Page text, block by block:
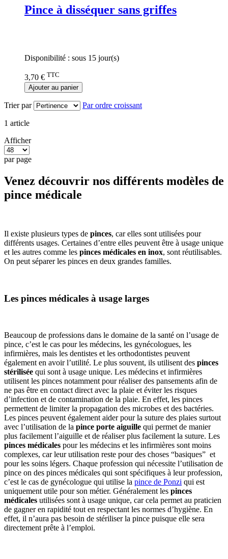
Pince à disséquer sans griffes
Disponibilité : sous 15 jour(s)
3,70 € TTC
Ajouter au panier
Trier par Par ordre croissant
1 article
Afficher
par page
Venez découvrir nos différents modèles de
pince médicale
Il existe plusieurs types de pinces, car elles sont utilisées pour
différents usages. Certaines d’entre elles peuvent être à usage unique
et les autres comme les pinces médicales en inox, sont réutilisables.
On peut séparer les pinces en deux grandes familles.
Les pinces médicales à usage larges
Beaucoup de professions dans le domaine de la santé on l’usage de
pince, c’est le cas pour les médecins, les gynécologues, les
infirmières, mais les dentistes et les orthodontistes peuvent
également en avoir l’utilité. Le plus souvent, ils utilisent des pinces
stérilisée qui sont à usage unique. Les médecins et infirmières
utilisent les pinces notamment pour réaliser des pansements afin de
ne pas être en contact direct avec la plaie et éviter les risques
d’infection et de contamination de la plaie. En effet, les pinces
permettent de limiter la propagation des microbes et des bactéries.
Les pinces peuvent également aider pour la suture des plaies surtout
avec l’utilisation de la pince porte aiguille qui permet de manier
plus facilement l’aiguille et de réaliser plus facilement la suture. Les
pinces médicales pour les médecins et les infirmières sont moins
complexes, car leur utilisation reste pour des choses “basiques” et
pour les soins légers. Chaque profession qui nécessite l’utilisation de
pince on des pinces médicales qui sont spécifiques à leur profession,
c’est le cas de gynécologue qui utilise la pince de Ponzi qui est
uniquement utile pour son métier. Généralement les pinces
médicales utilisées sont à usage unique, car cela permet au praticien
de gagner en rapidité tout en respectant les normes d’hygiène. En
effet, il n’aura pas besoin de stériliser la pince puisque elle sera
directement prête à l’emploi.